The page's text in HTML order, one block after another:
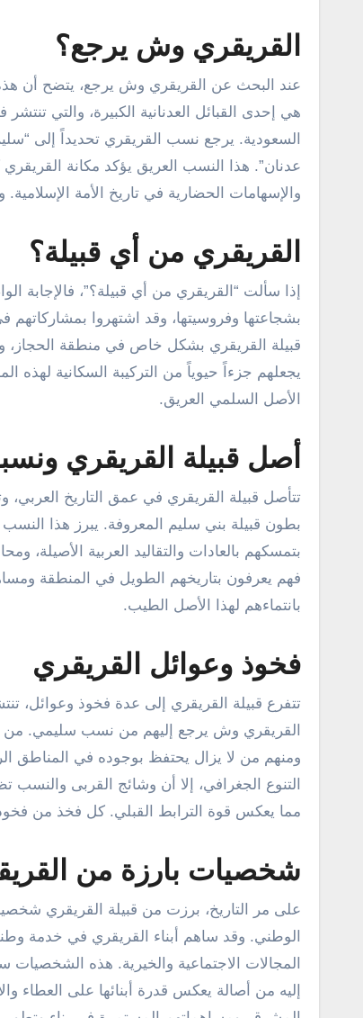
القريقري وش يرجع؟
عند البحث عن القريقري وش يرجع، يتضح أن هذه
هي إحدى القبائل العدنانية الكبيرة، والتي
السعودية. يرجع نسب القريقري تحديداً إلى
عدنان”. هذا النسب العريق يؤكد مكانة
والإسهامات الحضارية في تاريخ الأمة
القريقري من أي قبيلة؟
إذا سألت “القريقري من أي قبيلة؟”، فالإجابة
بشجاعتها وفروسيتها، وقد اشتهروا
قبيلة القريقري بشكل خاص في منطقة الحجاز،
يجعلهم جزءاً حيوياً من التركيبة السكانية لهذه
الأصل السلمي العريق.
أصل قبيلة القريقري
تتأصل قبيلة القريقري في عمق التاريخ العربي،
بطون قبيلة بني سليم المعروفة. يبرز هذا
بتمسكهم بالعادات والتقاليد العربية
فهم يعرفون بتاريخهم الطويل في المنطقة
بانتماءهم لهذا الأصل الطيب.
فخوذ وعوائل القريقري
تتفرع قبيلة القريقري إلى عدة فخوذ وعوائل،
القريقري وش يرجع إليهم من نسب سليمي. من
ومنهم من لا يزال يحتفظ بوجوده في المناطق
التنوع الجغرافي، إلا أن وشائج القربى والنسب
مما يعكس قوة الترابط القبلي. كل فخذ من
شخصيات بارزة من
على مر التاريخ، برزت من قبيلة القريقري
الوطني. وقد ساهم أبناء القريقري في خدمة
المجالات الاجتماعية والخيرية. هذه
إليه من أصالة يعكس قدرة أبنائها على العطاء